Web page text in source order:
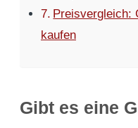
Preisvergleich:
kaufen
Gibt es eine